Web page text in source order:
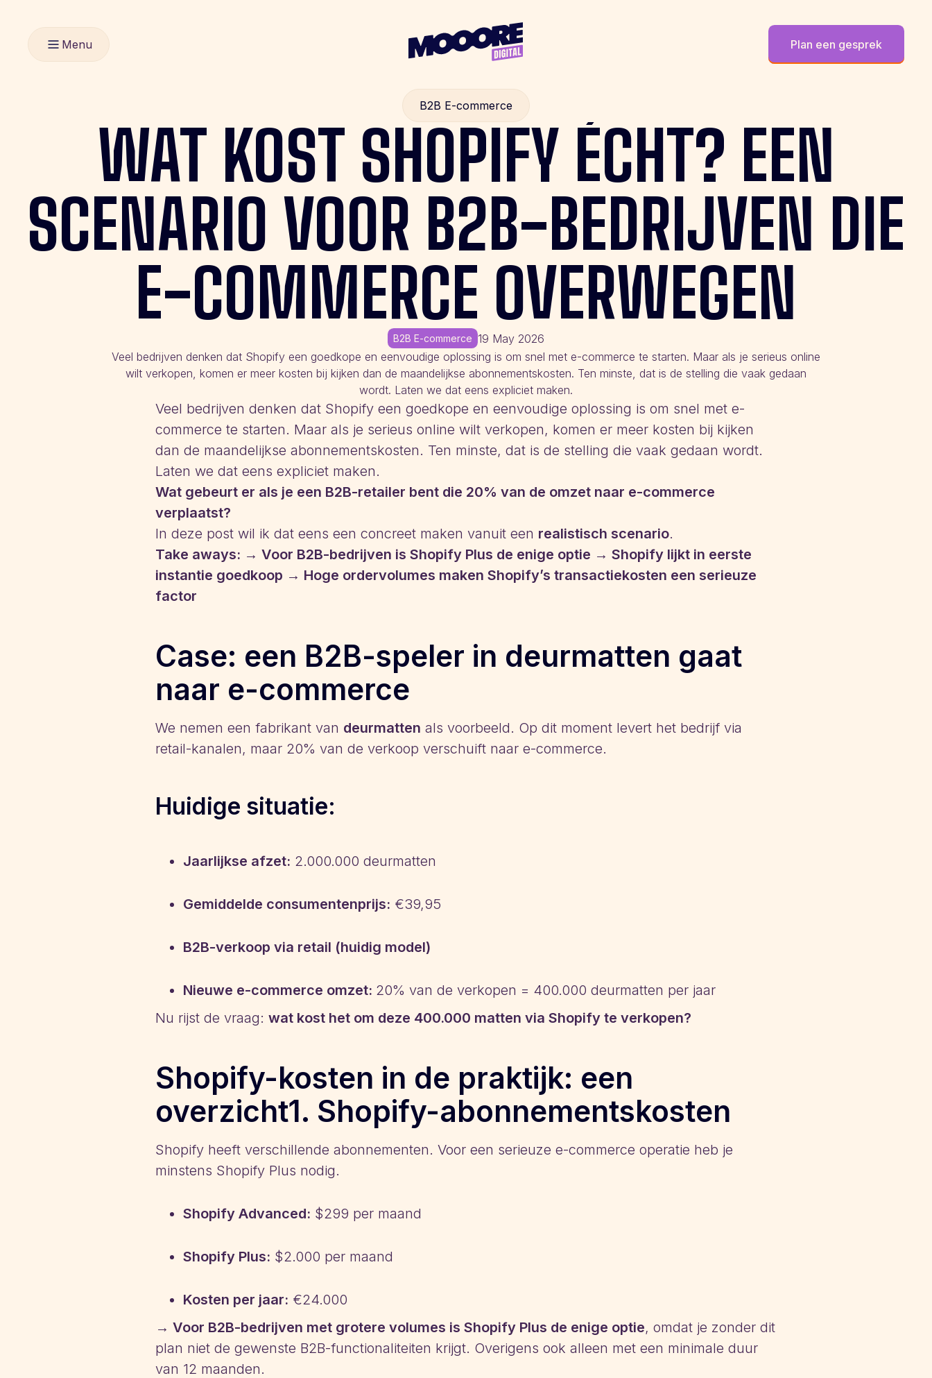
Menu Plan een gesprek
B2B E-commerce
WAT KOST SHOPIFY ÉCHT? EEN
SCENARIO VOOR B2B-BEDRIJVEN DIE
E-COMMERCE OVERWEGEN
B2B E-commerce 19 May 2026
Veel bedrijven denken dat Shopify een goedkope en eenvoudige oplossing is om snel met e-commerce te starten. Maar als je serieus online
wilt verkopen, komen er meer kosten bij kijken dan de maandelijkse abonnementskosten. Ten minste, dat is de stelling die vaak gedaan
wordt. Laten we dat eens expliciet maken.
Veel bedrijven denken dat Shopify een goedkope en eenvoudige oplossing is om snel met e-
commerce te starten. Maar als je serieus online wilt verkopen, komen er meer kosten bij kijken
dan de maandelijkse abonnementskosten. Ten minste, dat is de stelling die vaak gedaan wordt.
Laten we dat eens expliciet maken.
Wat gebeurt er als je een B2B-retailer bent die 20% van de omzet naar e-commerce
verplaatst?
In deze post wil ik dat eens een concreet maken vanuit een realistisch scenario.
Take aways: → Voor B2B-bedrijven is Shopify Plus de enige optie → Shopify lijkt in eerste
instantie goedkoop → Hoge ordervolumes maken Shopify’s transactiekosten een serieuze
factor
Case: een B2B-speler in deurmatten gaat
naar e-commerce
We nemen een fabrikant van deurmatten als voorbeeld. Op dit moment levert het bedrijf via
retail-kanalen, maar 20% van de verkoop verschuift naar e-commerce.
Huidige situatie:
Jaarlijkse afzet: 2.000.000 deurmatten
Gemiddelde consumentenprijs: €39,95
B2B-verkoop via retail (huidig model)
Nieuwe e-commerce omzet: 20% van de verkopen = 400.000 deurmatten per jaar
Nu rijst de vraag: wat kost het om deze 400.000 matten via Shopify te verkopen?
Shopify-kosten in de praktijk: een
overzicht1. Shopify-abonnementskosten
Shopify heeft verschillende abonnementen. Voor een serieuze e-commerce operatie heb je
minstens Shopify Plus nodig.
Shopify Advanced: $299 per maand
Shopify Plus: $2.000 per maand
Kosten per jaar: €24.000
→ Voor B2B-bedrijven met grotere volumes is Shopify Plus de enige optie, omdat je zonder dit
plan niet de gewenste B2B-functionaliteiten krijgt. Overigens ook alleen met een minimale duur
van 12 maanden.